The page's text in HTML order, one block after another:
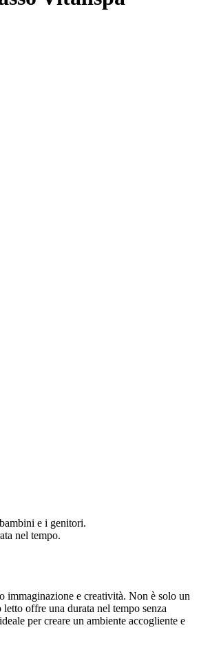
e i genitori.
nel tempo.
immaginazione e creatività. Non è solo un
offre una durata nel tempo senza
per creare un ambiente accogliente e